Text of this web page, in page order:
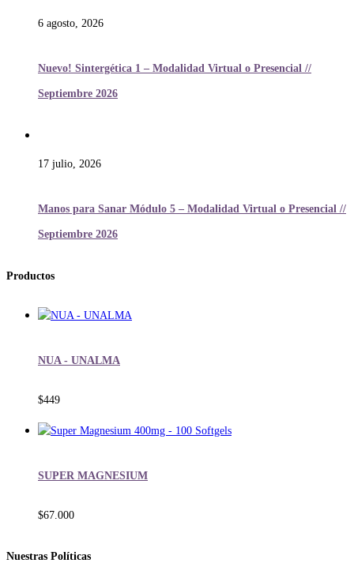
6 agosto, 2026
Nuevo! Sintergética 1 – Modalidad Virtual o Presencial //
Septiembre 2026
17 julio, 2026
Manos para Sanar Módulo 5 – Modalidad Virtual o Presencial //
Septiembre 2026
Productos
NUA - UNALMA
$449
SUPER MAGNESIUM
$67.000
Nuestras Políticas